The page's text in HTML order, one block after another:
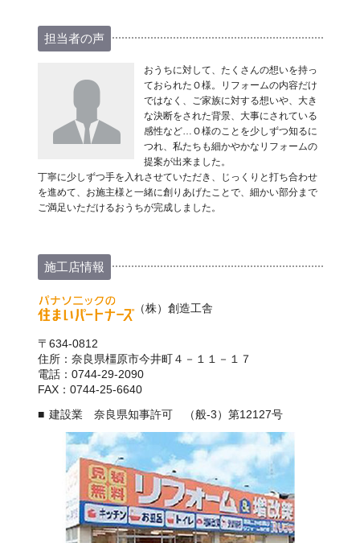
担当者の声
おうちに対して、たくさんの想いを持っ
ておられたＯ様。リフォームの内容だけ
ではなく、ご家族に対する想いや、大き
な決断をされた背景、大事にされている
感性など…Ｏ様のことを少しずつ知るに
つれ、私たちも細かやかなリフォームの
提案が出来ました。
丁寧に少しずつ手を入れさせていただき、じっくりと打ち合わせ
を進めて、お施主様と一緒に創りあげたことで、細かい部分まで
ご満足いただけるおうちが完成しました。
施工店情報
（株）創造工舎
〒634-0812
住所：奈良県橿原市今井町４－１１－１７
電話：0744-29-2090
FAX：0744-25-6640
建設業 奈良県知事許可 （般-3）第12127号